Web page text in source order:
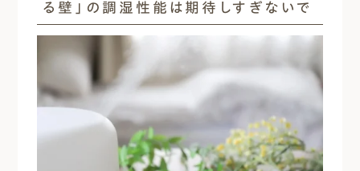
る壁」の調湿性能は期待しすぎないで